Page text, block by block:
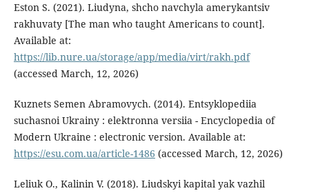
Eston S. (2021). Liudyna, shcho navchyla amerykantsiv
rakhuvaty [The man who taught Americans to count].
Available at:
https://lib.nure.ua/storage/app/media/virt/rakh.pdf
(accessed March, 12, 2026)
Kuznets Semen Abramovych. (2014). Entsyklopediia
suchasnoi Ukrainy : elektronna versiia - Encyclopedia of
Modern Ukraine : electronic version. Available at:
https://esu.com.ua/article-1486 (accessed March, 12, 2026)
Leliuk O., Kalinin V. (2018). Liudskyi kapital yak vazhil